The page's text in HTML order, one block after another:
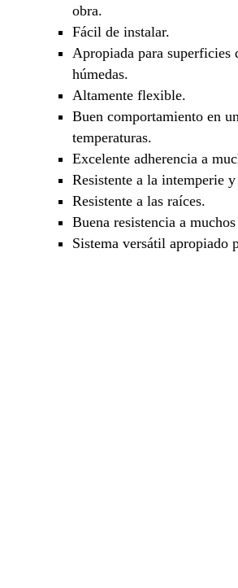
obra.
Fácil de instalar.
Apropiada para superficies
húmedas.
Altamente flexible.
Buen comportamiento en
temperaturas.
Excelente adherencia a
Resistente a la intemperie
Resistente a las raíces.
Buena resistencia a
Sistema versátil apropiado